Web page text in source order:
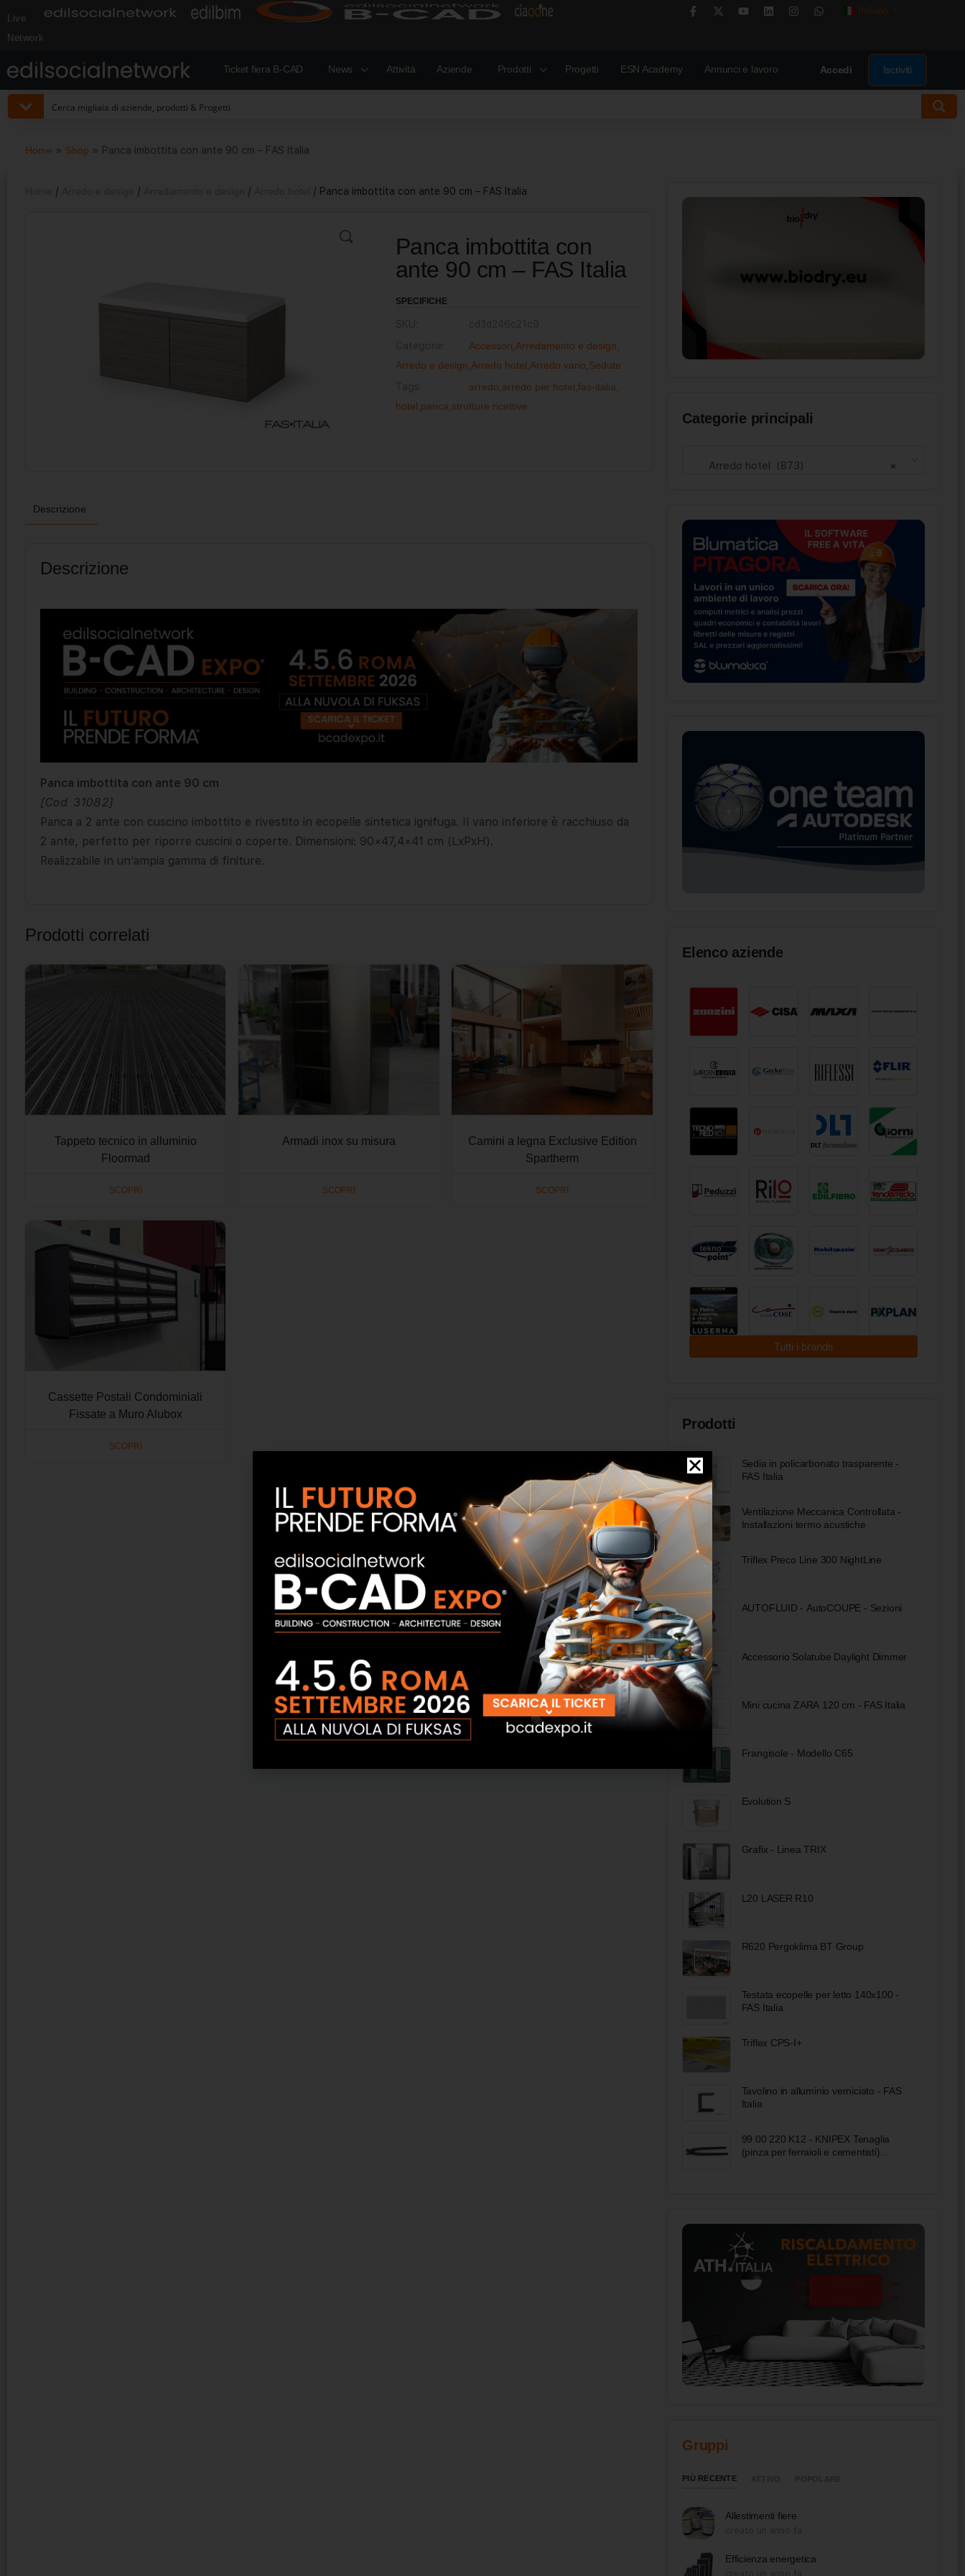
Live
Network
Italiano
Ticket fiera B-CAD News Attività Aziende Prodotti Progetti ESN Academy Annunci e lavoro Accedi Iscriviti
Home » Shop » Panca imbottita con ante 90 cm – FAS Italia
/ / / / Panca imbottita con ante 90 cm – FAS Italia
Panca imbottita con
ante 90 cm – FAS Italia
SPECIFICHE
Accessori Arredamento e design
Arredo e design Arredo hotel Arredo vario Sedute
arredo arredo per hotel fas-italia
hotel panca strutture ricettive
Descrizione
Descrizione
Panca imbottita con ante 90 cm
[Cod. 31082]
Panca a 2 ante con cuscino imbottito e rivestito in ecopelle sintetica ignifuga. Il vano inferiore è racchiuso da
2 ante, perfetto per riporre cuscini o coperte. Dimensioni: 90×47,4×41 cm (LxPxH).
Realizzabile in un’ampia gamma di finiture.
Prodotti correlati
Tappeto tecnico in alluminio
Floormad
SCOPRI
Armadi inox su misura
SCOPRI
Camini a legna Exclusive Edition
Spartherm
SCOPRI
Cassette Postali Condominiali
Fissate a Muro Alubox
SCOPRI
Categorie principali
×
Arredo hotel (873)
Elenco aziende
Tutti i brands
Prodotti
Sedia in policarbonato trasparente -
FAS Italia
Ventilazione Meccanica Controllata -
Installazioni termo acustiche
Triflex Preco Line 300 NightLine
AUTOFLUID - AutoCOUPE - Sezioni
Accessorio Solatube Daylight Dimmer
Mini cucina ZARA 120 cm - FAS Italia
Frangisole - Modello C65
Evolution S
Grafix - Linea TRIX
L20 LASER R10
R620 Pergoklima BT Group
Testata ecopelle per letto 140x100 -
FAS Italia
Triflex CPS-I+
Tavolino in alluminio verniciato - FAS
Italia
99 00 220 K12 - KNIPEX Tenaglia
(pinza per ferraioli e cementisti)
Gruppi
PIÙ RECENTE
Allestimenti fiere
Efficienza energetica